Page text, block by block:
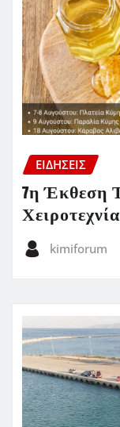
ΕΙΔΗΣΕΙΣ
7η Έκθεση
kimiforum